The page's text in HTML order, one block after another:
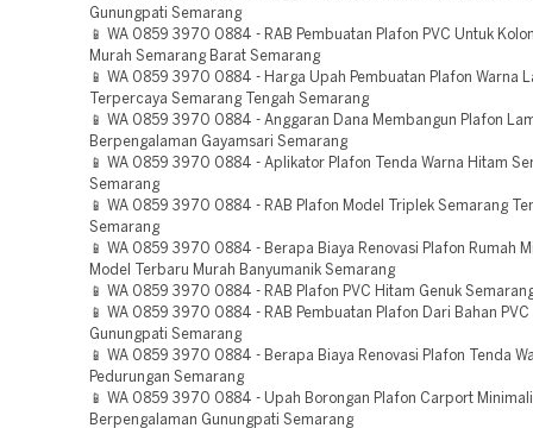
Gunungpati Semarang
📱 WA 0859 3970 0884 - RAB Pembuatan Plafon PVC Untuk
Murah Semarang Barat Semarang
📱 WA 0859 3970 0884 - Harga Upah Pembuatan Plafon Warna
Terpercaya Semarang Tengah Semarang
📱 WA 0859 3970 0884 - Anggaran Dana Membangun Plafon
Berpengalaman Gayamsari Semarang
📱 WA 0859 3970 0884 - Aplikator Plafon Tenda Warna Hitam
Semarang
📱 WA 0859 3970 0884 - RAB Plafon Model Triplek Semarang
Semarang
📱 WA 0859 3970 0884 - Berapa Biaya Renovasi Plafon Rumah
Model Terbaru Murah Banyumanik Semarang
📱 WA 0859 3970 0884 - RAB Plafon PVC Hitam Genuk
📱 WA 0859 3970 0884 - RAB Pembuatan Plafon Dari Bahan PVC
Gunungpati Semarang
📱 WA 0859 3970 0884 - Berapa Biaya Renovasi Plafon Tenda
Pedurungan Semarang
📱 WA 0859 3970 0884 - Upah Borongan Plafon Carport
Berpengalaman Gunungpati Semarang